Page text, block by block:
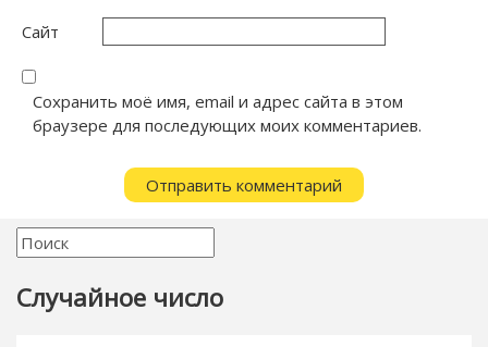
Сайт
Сохранить моё имя, email и адрес сайта в этом
браузере для последующих моих комментариев.
Случайное число